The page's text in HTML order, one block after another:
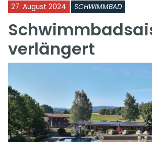
27. August 2024 SCHWIMMBAD
verlängert